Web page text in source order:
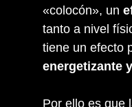
«colocón», un
tanto a nivel
tiene un efecto
energetizante
Por ello es que